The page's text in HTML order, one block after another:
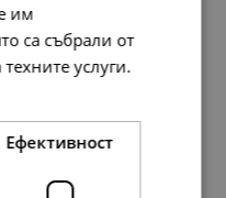
100
им
са събрали от
услуги.
Ефективност